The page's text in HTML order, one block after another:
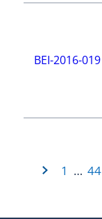
BEI-2016-019
1 … 44